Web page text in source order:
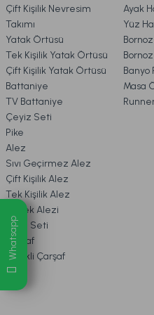
Glory Masa Örtüsü Gri
1.199,00 TL
Ücretsiz Kargo
Whatsapp
Çift Kişilik Nevresim
Takımı
Yatak Örtüsü
Tek Kişilik Yatak Örtüsü
Çift Kişilik Yatak Örtüsü
Battaniye
TV Battaniye
Çeyiz Seti
Pike
Alez
Sıvı Geçirmez Alez
Çift Kişilik Alez
Tek Kişilik Alez
Bebek Alezi
Uyku Seti
Çarşaf
Lastikli Çarşaf
Ayak
Yüz
Bornoz
Bornoz
Banyo
Masa